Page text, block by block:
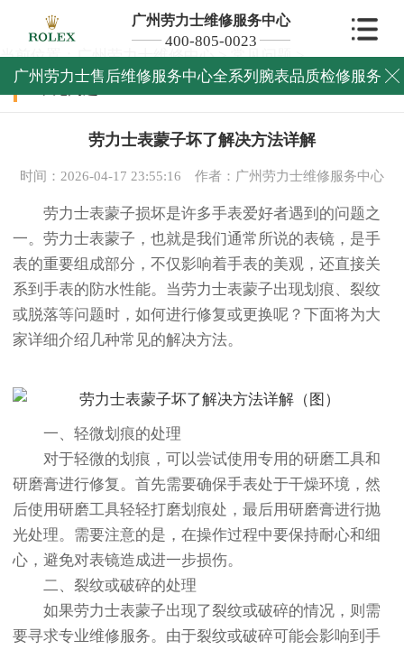
广州劳力士维修服务中心
400-805-0023
广州劳力士售后维修服务中心全系列腕表品质检修服务 
当前位置：广州劳力士维修中心>常见问题>
常见问题
劳力士表蒙子坏了解决方法详解
时间：2026-04-17 23:55:16 作者：广州劳力士维修服务中心
劳力士表蒙子损坏是许多手表爱好者遇到的问题之
一。劳力士表蒙子，也就是我们通常所说的表镜，是手
表的重要组成部分，不仅影响着手表的美观，还直接关
系到手表的防水性能。当劳力士表蒙子出现划痕、裂纹
或脱落等问题时，如何进行修复或更换呢？下面将为大
家详细介绍几种常见的解决方法。
一、轻微划痕的处理
对于轻微的划痕，可以尝试使用专用的研磨工具和
研磨膏进行修复。首先需要确保手表处于干燥环境，然
后使用研磨工具轻轻打磨划痕处，最后用研磨膏进行抛
光处理。需要注意的是，在操作过程中要保持耐心和细
心，避免对表镜造成进一步损伤。
二、裂纹或破碎的处理
如果劳力士表蒙子出现了裂纹或破碎的情况，则需
要寻求专业维修服务。由于裂纹或破碎可能会影响到手